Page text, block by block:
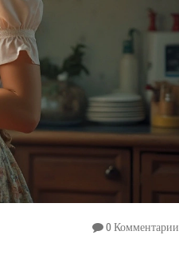
0 Комментарии